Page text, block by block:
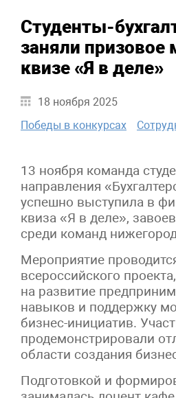
Студенты-
заняли призовое
квизе «Я в деле»
18 ноября 2025
Победы в конкурсах
13 ноября команда
направления
успешно выступила в
квиза «Я в деле»,
среди команд
Мероприятие
всероссийского
на развитие
навыков и поддержку
бизнес-инициатив.
продемонстрировали
области создания
Подготовкой и